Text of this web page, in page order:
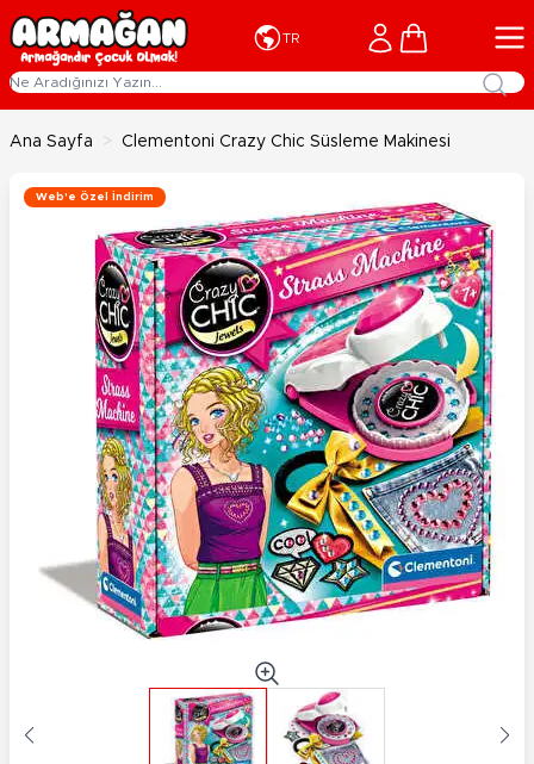
İçeriğe geç
TR Cart
Ana Sayfa > Clementoni Crazy Chic Süsleme Makinesi
Web'e Özel İndirim